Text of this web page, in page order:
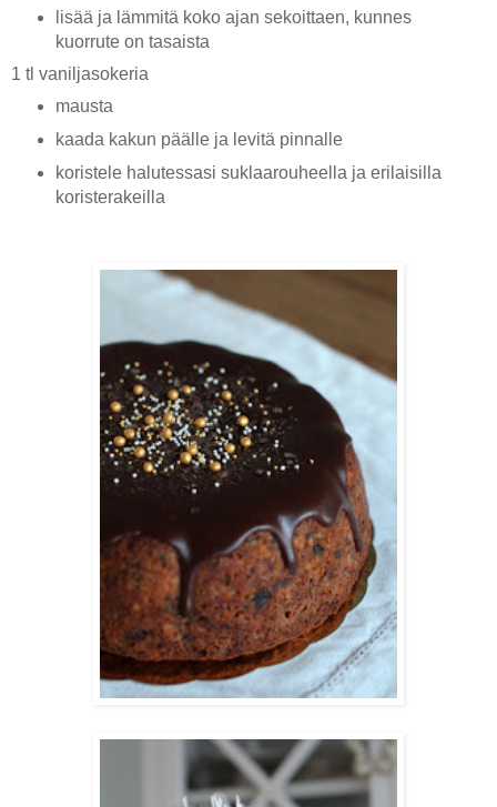
lisää ja lämmitä koko ajan sekoittaen, kunnes
kuorrute on tasaista
1 tl vaniljasokeria
mausta
kaada kakun päälle ja levitä pinnalle
koristele halutessasi suklaarouheella ja erilaisilla
koristerakeilla